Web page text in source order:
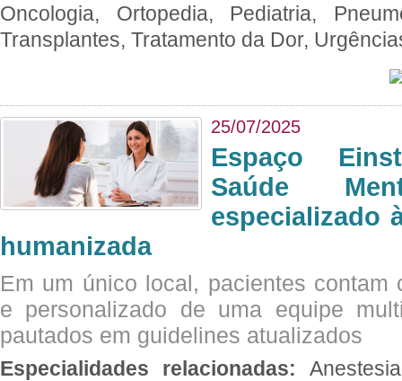
Oncologia, Ortopedia, Pediatria,
Transplantes, Tratamento da Dor,
25/07/2025
Espaço
Saúde
especializado
humanizada
Em um único local, pacientes contam
e personalizado de uma equipe
pautados em guidelines atualizados
Especialidades relacionadas: